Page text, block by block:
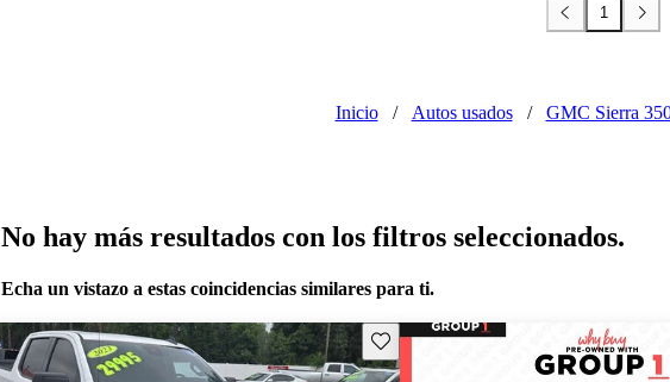
1
Inicio / Autos usados / GMC Sierra
No hay más resultados con los filtros seleccionados.
Echa un vistazo a estas coincidencias similares para ti.
Guarda este Aviso